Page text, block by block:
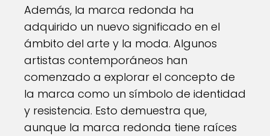
Además, la marca redonda ha
adquirido un nuevo significado en el
ámbito del arte y la moda. Algunos
artistas contemporáneos han
comenzado a explorar el concepto de
la marca como un símbolo de identidad
y resistencia. Esto demuestra que,
aunque la marca redonda tiene raíces